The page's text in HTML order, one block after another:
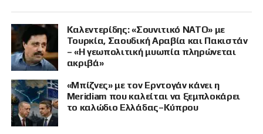
Καλεντερίδης: «Σουνιτικό ΝΑΤΟ» με
Τουρκία, Σαουδική Αραβία και Πακιστάν
– «Η γεωπολιτική μυωπία πληρώνεται
ακριβά»
«Μπίζνες» με τον Ερντογάν κάνει η
Meridiam που καλείται να ξεμπλοκάρει
το καλώδιο Ελλάδας–Κύπρου